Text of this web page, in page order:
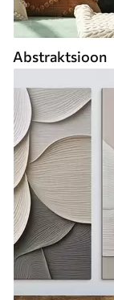
Abstraktsioon